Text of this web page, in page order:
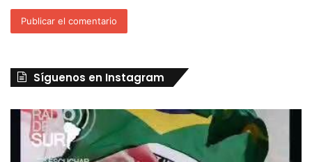
Síguenos en Instagram